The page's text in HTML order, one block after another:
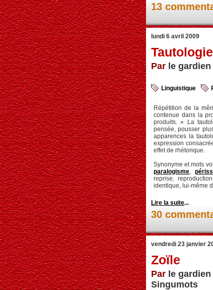
13
lundi 6 avril 2009
Tautologie
Par le gardien
Linguistique
Répétition de la
contenue dans la
produits. » La
pensée, pousser
apparences la
expression
effet de rhétorique.
Synonyme et mots
paralogisme,
reprise,
identique, lui-même
Lire la suite...
30
vendredi 23 janvier
Zoïle
Par le gardien
Singumots